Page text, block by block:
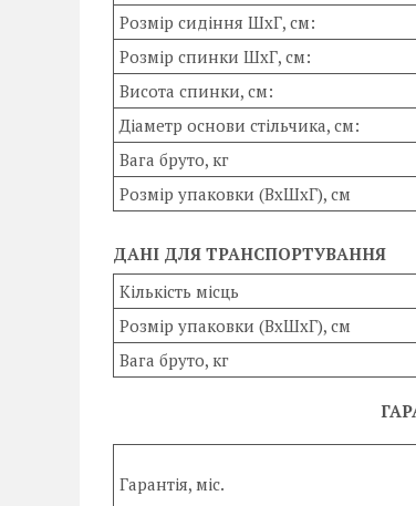
Розмір сидіння ШхГ, см:
Розмір спинки ШхГ, см:
Висота спинки, см:
Діаметр основи стільчика, см:
Вага бруто, кг
Розмір упаковки (ВхШхГ), см
ДАНІ ДЛЯ ТРАНСПОРТУВАННЯ
Кількість місць
Розмір упаковки (ВхШхГ), см
Вага бруто, кг
Гарантія, міс.